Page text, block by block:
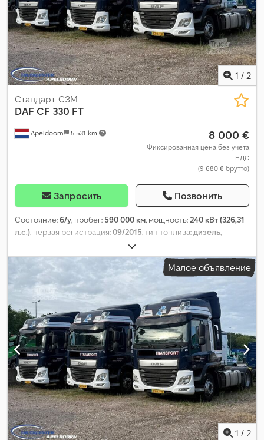
1 / 2
Apeldoorn 5 531 km
Стандарт-СЗМ
DAF CF 330 FT
8 000 €
Фиксированная цена без учета
НДС
(9 680 € брутто)
Запросить Позвонить
Состояние:б/у, пробег: 590 000 км, мощность:240 кВт (326,31
л.с.), первая регистрация:09/2015, тип топлива:дизель,
, колесная база:
дизель, цвет:другое, класс выбросов:Евро 6, общая длина:
5 920 мм
, общая ширина:2 550 мм, допустимая нагрузка на ось
(ось 1):
8 000 кг , допустимая нагрузка на ось (ось 2): 11 500 кг
Год выпуска:2015,
Малое объявление
1 / 2